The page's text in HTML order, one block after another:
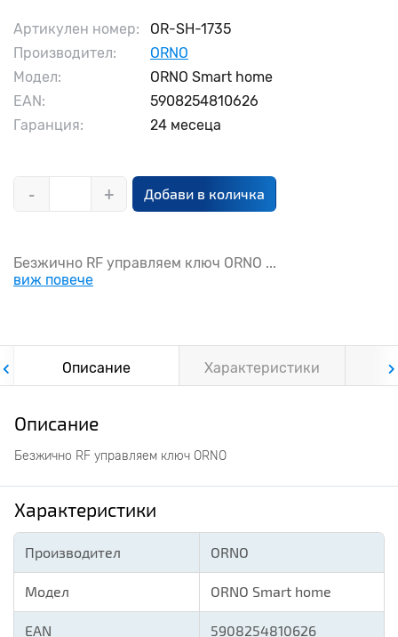
Артикулен номер:
OR-SH-1735
Производител:
ORNO
Модел:
ORNO Smart home
EAN:
5908254810626
Гаранция:
24 месеца
- + Добави в количка
Безжично RF управляем ключ ORNO ...
виж повече
Описание Характеристики
Описание
Безжично RF управляем ключ ORNO
Характеристики
Производител ORNO
Модел ORNO Smart home
EAN 5908254810626